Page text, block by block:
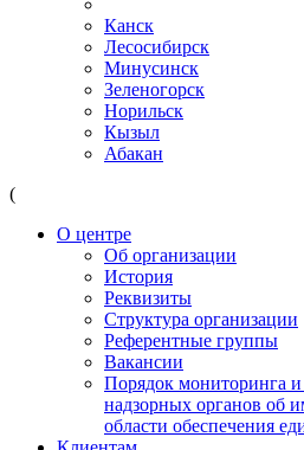
Канск
Лесосибирск
Минусинск
Зеленогорск
Норильск
Кызыл
Абакан
(
О центре
Об организации
История
Реквизиты
Структура организации
Референтные группы
Вакансии
Порядок мониторинга
надзорных органов об
области обеспечения